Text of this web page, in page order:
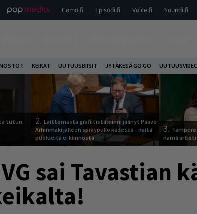
Como.fi Episodi.fi Voice.fi Soundi.fi
KEIKAT UUTUUSBIISIT JYTÄKESÄ GO GO
tutun
2. Laittomasta graffitista kiinni jäänyt Paavo
Arhinmäki jälleen spraypullo kädessä – näitä
puolueita ei kiinnosta
3.
nämä
sai Tavastian